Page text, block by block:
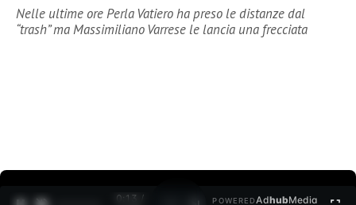
Nelle ultime ore Perla Vatiero ha preso le distanze dal
“trash” ma Massimiliano Varrese le lancia una frecciata
0:14 /
POWEREDAdhubMedia